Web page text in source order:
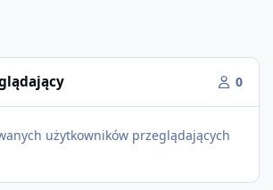
0
użytkowników przeglądających